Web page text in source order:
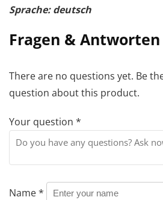
Sprache: deutsch
Fragen & Antworten
There are no questions yet. Be
question about this product.
Your question *
Name*